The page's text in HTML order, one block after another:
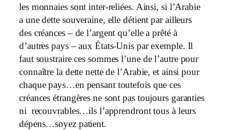
les monnaies sont inter-reliées. Ainsi, si l’Arabie
a une dette souveraine, elle détient par ailleurs
des créances – de l’argent qu’elle a prêté à
d’autres pays – aux États-Unis par exemple. Il
faut soustraire ces sommes l’une de l’autre pour
connaître la dette nette de l’Arabie, et ainsi pour
chaque pays…en pensant toutefois que ces
créances étrangères ne sont pas toujours garanties
ni recouvrables…ils l’apprendront tous à leurs
dépens…soyez patient.